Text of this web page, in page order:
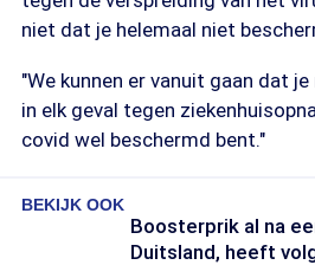
niet dat je helemaal niet
"We kunnen er vanuit gaan dat
in elk geval tegen
covid wel beschermd bent."
BEKIJK OOK
Boosterprik al na
Duitsland, heeft